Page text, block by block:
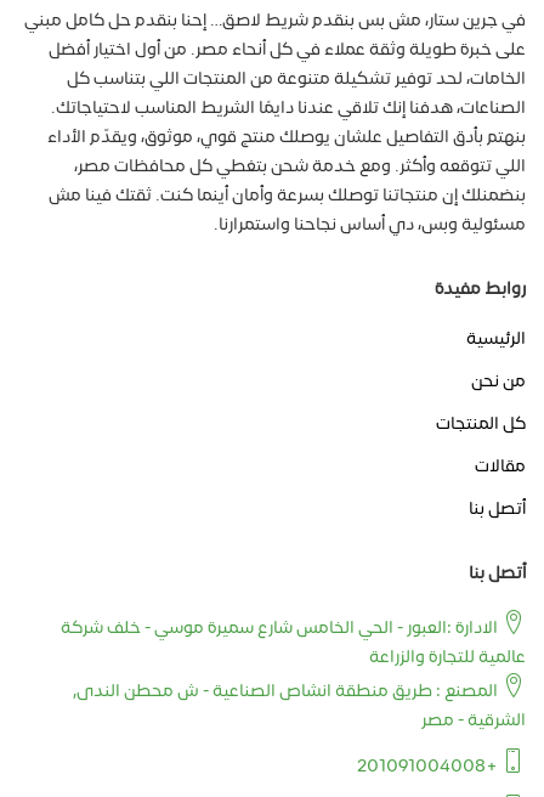
في جرين ستار، مش بس بنقدم شريط لاصق… إحنا بنقدم حل كامل مبني
على خبرة طويلة وثقة عملاء في كل أنحاء مصر. من أول اختيار أفضل
الخامات، لحد توفير تشكيلة متنوعة من المنتجات اللي بتناسب كل
الصناعات، هدفنا إنك تلاقي عندنا دايمًا الشريط المناسب لاحتياجاتك.
بنهتم بأدق التفاصيل علشان يوصلك منتج قوي، موثوق، ويقدّم الأداء
اللي تتوقعه وأكثر. ومع خدمة شحن بتغطي كل محافظات مصر،
بنضمنلك إن منتجاتنا توصلك بسرعة وأمان أينما كنت. ثقتك فينا مش
مسئولية وبس، دي أساس نجاحنا واستمرارنا.
روابط مفيدة
الرئيسية
من نحن
كل المنتجات
مقالات
أتصل بنا
أتصل بنا
الادارة :العبور - الحي الخامس شارع سميرة موسي - خلف شركة
عالمية للتجارة والزراعة
المصنع : طريق منطقة انشاص الصناعية - ش محطن الندى,
الشرقية - مصر